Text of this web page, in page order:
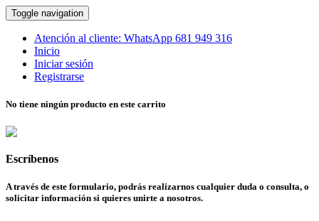
Toggle navigation
Atención al cliente: WhatsApp 681 949 316
Inicio
Iniciar sesión
Registrarse
No tiene ningún producto en este carrito
Escríbenos
A través de este formulario, podrás realizarnos cualquier duda o consulta, o
solicitar información si quieres unirte a nosotros.